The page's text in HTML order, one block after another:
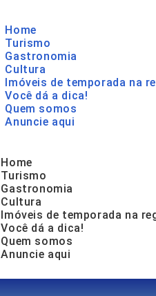
Home
Turismo
Gastronomia
Cultura
Imóveis de temporada na
Você dá a dica!
Quem somos
Anuncie aqui
Home
Turismo
Gastronomia
Cultura
Imóveis de temporada na
Você dá a dica!
Quem somos
Anuncie aqui